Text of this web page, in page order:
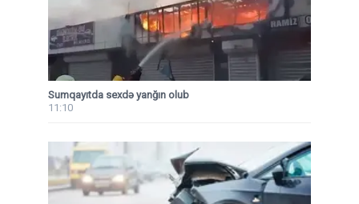
Sumqayıtda sexdə yanğın olub
11:10